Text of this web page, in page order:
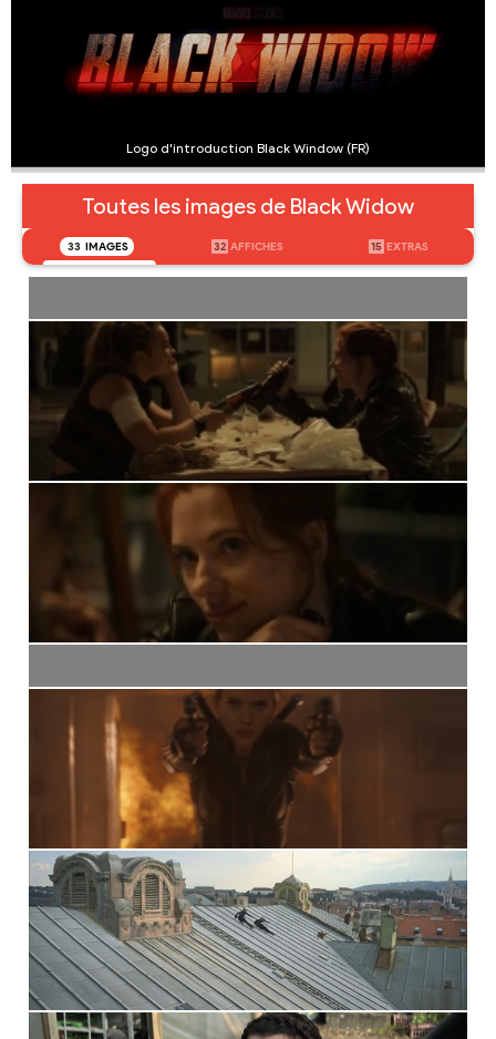
Logo d'introduction Black Window (FR)
Toutes les images de Black Widow
33 IMAGES 32 AFFICHES 15 EXTRAS